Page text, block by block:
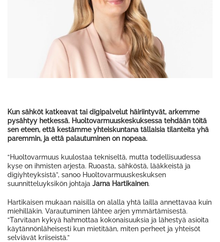
Kun sähköt katkeavat tai digipalvelut häiriintyvät, arkemme
pysähtyy hetkessä. Huoltovarmuuskeskuksessa tehdään töitä
sen eteen, että kestämme yhteiskuntana tällaisia tilanteita yhä
paremmin, ja että palautuminen on nopeaa.
“Huoltovarmuus kuulostaa tekniseltä, mutta todellisuudessa
kyse on ihmisten arjesta. Ruoasta, sähköstä, lääkkeistä ja
digiyhteyksistä”, sanoo Huoltovarmuuskeskuksen
suunnitteluyksikön johtaja Jarna Hartikainen.
Hartikaisen mukaan naisilla on alalla yhtä lailla annettavaa kuin
miehilläkin. Varautuminen lähtee arjen ymmärtämisestä.
“Tarvitaan kykyä hahmottaa kokonaisuuksia ja lähestyä asioita
käytännönläheisesti kun mietitään, miten perheet ja yhteisöt
selviävät kriiseistä.”